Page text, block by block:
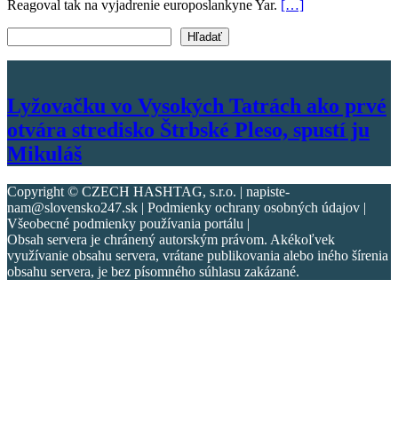
Reagoval tak na vyjadrenie europoslankyne Yar. […]
Hľadať
Lyžovačku vo Vysokých Tatrách ako prvé
otvára stredisko Štrbské Pleso, spustí ju
Mikuláš
Copyright © CZECH HASHTAG, s.r.o. | napiste-
nam@slovensko247.sk | Podmienky ochrany osobných údajov |
Všeobecné podmienky používania portálu |
Obsah servera je chránený autorským právom. Akékoľvek
využívanie obsahu servera, vrátane publikovania alebo iného šírenia
obsahu servera, je bez písomného súhlasu zakázané.